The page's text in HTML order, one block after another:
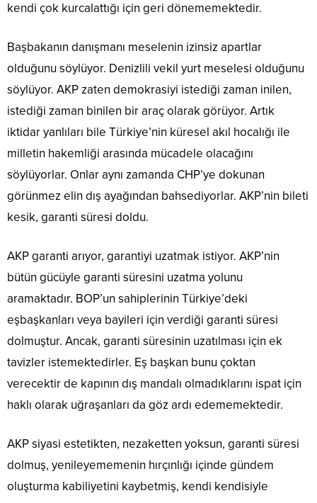
kendi çok kurcalattığı için geri dönememektedir.
Başbakanın danışmanı meselenin izinsiz apartlar
olduğunu söylüyor. Denizlili vekil yurt meselesi olduğunu
söylüyor. AKP zaten demokrasiyi istediği zaman inilen,
istediği zaman binilen bir araç olarak görüyor. Artık
iktidar yanlıları bile Türkiye’nin küresel akıl hocalığı ile
milletin hakemliği arasında mücadele olacağını
söylüyorlar. Onlar aynı zamanda CHP’ye dokunan
görünmez elin dış ayağından bahsediyorlar. AKP’nin bileti
kesik, garanti süresi doldu.
AKP garanti arıyor, garantiyi uzatmak istiyor. AKP’nin
bütün gücüyle garanti süresini uzatma yolunu
aramaktadır. BOP’un sahiplerinin Türkiye’deki
eşbaşkanları veya bayileri için verdiği garanti süresi
dolmuştur. Ancak, garanti süresinin uzatılması için ek
tavizler istemektedirler. Eş başkan bunu çoktan
verecektir de kapının dış mandalı olmadıklarını ispat için
haklı olarak uğraşanları da göz ardı edememektedir.
AKP siyasi estetikten, nezaketten yoksun, garanti süresi
dolmuş, yenileyememenin hırçınlığı içinde gündem
oluşturma kabiliyetini kaybetmiş, kendi kendisiyle